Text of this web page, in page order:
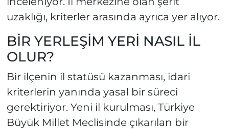
uzaklığı, kriterler arasında ayrıca yer alıyor.
BİR YERLEŞİM YERİ NASIL İL
OLUR?
Bir ilçenin il statüsü kazanması, idari
kriterlerin yanında yasal bir süreci
gerektiriyor. Yeni il kurulması, Türkiye
Büyük Millet Meclisinde çıkarılan bir